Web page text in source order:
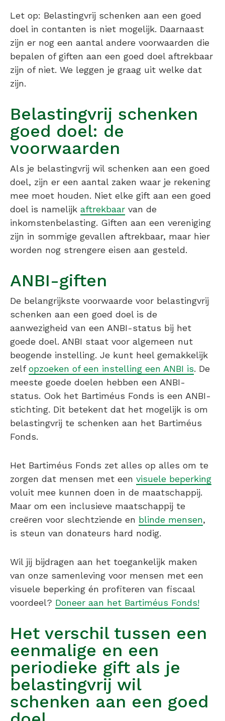
Let op: Belastingvrij schenken aan een goed
doel in contanten is niet mogelijk. Daarnaast
zijn er nog een aantal andere voorwaarden die
bepalen of giften aan een goed doel aftrekbaar
zijn of niet. We leggen je graag uit welke dat
zijn.
Belastingvrij schenken
goed doel: de
voorwaarden
Als je belastingvrij wil schenken aan een goed
doel, zijn er een aantal zaken waar je rekening
mee moet houden. Niet elke gift aan een goed
doel is namelijk aftrekbaar van de
inkomstenbelasting. Giften aan een vereniging
zijn in sommige gevallen aftrekbaar, maar hier
worden nog strengere eisen aan gesteld.
ANBI-giften
De belangrijkste voorwaarde voor belastingvrij
schenken aan een goed doel is de
aanwezigheid van een ANBI-status bij het
goede doel. ANBI staat voor algemeen nut
beogende instelling. Je kunt heel gemakkelijk
zelfopzoeken of een instelling een ANBI is. De
meeste goede doelen hebben een ANBI-
status. Ook het Bartiméus Fonds is een ANBI-
stichting. Dit betekent dat het mogelijk is om
belastingvrij te schenken aan het Bartiméus
Fonds.
Het Bartiméus Fonds zet alles op alles om te
zorgen dat mensen met een visuele beperking
voluit mee kunnen doen in de maatschappij.
Maar om een inclusieve maatschappij te
creëren voor slechtziende en blinde mensen,
is steun van donateurs hard nodig.
Wil jij bijdragen aan het toegankelijk maken
van onze samenleving voor mensen met een
visuele beperking én profiteren van fiscaal
voordeel? Doneer aan het Bartiméus Fonds!
Het verschil tussen een
eenmalige en een
periodieke gift als je
belastingvrij wil
schenken aan een goed